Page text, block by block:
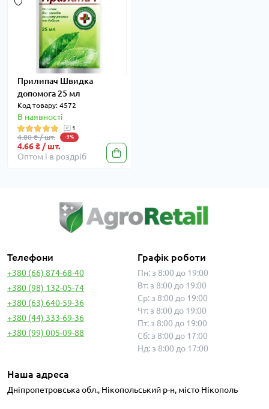
Прилипач Швидка
допомога 25 мл
Код товару: 4572
В наявності
1
4.80 ₴ / шт. -3%
4.66 ₴ / шт.
Оптом і в роздріб
Телефони
+380 (66) 874-68-40
+380 (98) 132-05-74
+380 (63) 640-59-36
+380 (44) 333-69-36
+380 (99) 005-09-88
Графік роботи
Пн: з 8:00 до 19:00
Вт: з 8:00 до 19:00
Ср: з 8:00 до 19:00
Чт: з 8:00 до 19:00
Пт: з 8:00 до 19:00
Сб: з 8:00 до 17:00
Нд: з 8:00 до 17:00
Наша адреса
Дніпропетровська обл., Нікопольський р-н, місто Нікополь